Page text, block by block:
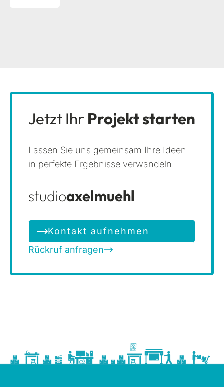
Jetzt Ihr Projekt starten
Lassen Sie uns gemeinsam Ihre Ideen
in perfekte Ergebnisse verwandeln.
studioaxelmuehl
Kontakt aufnehmen
Rückruf anfragen